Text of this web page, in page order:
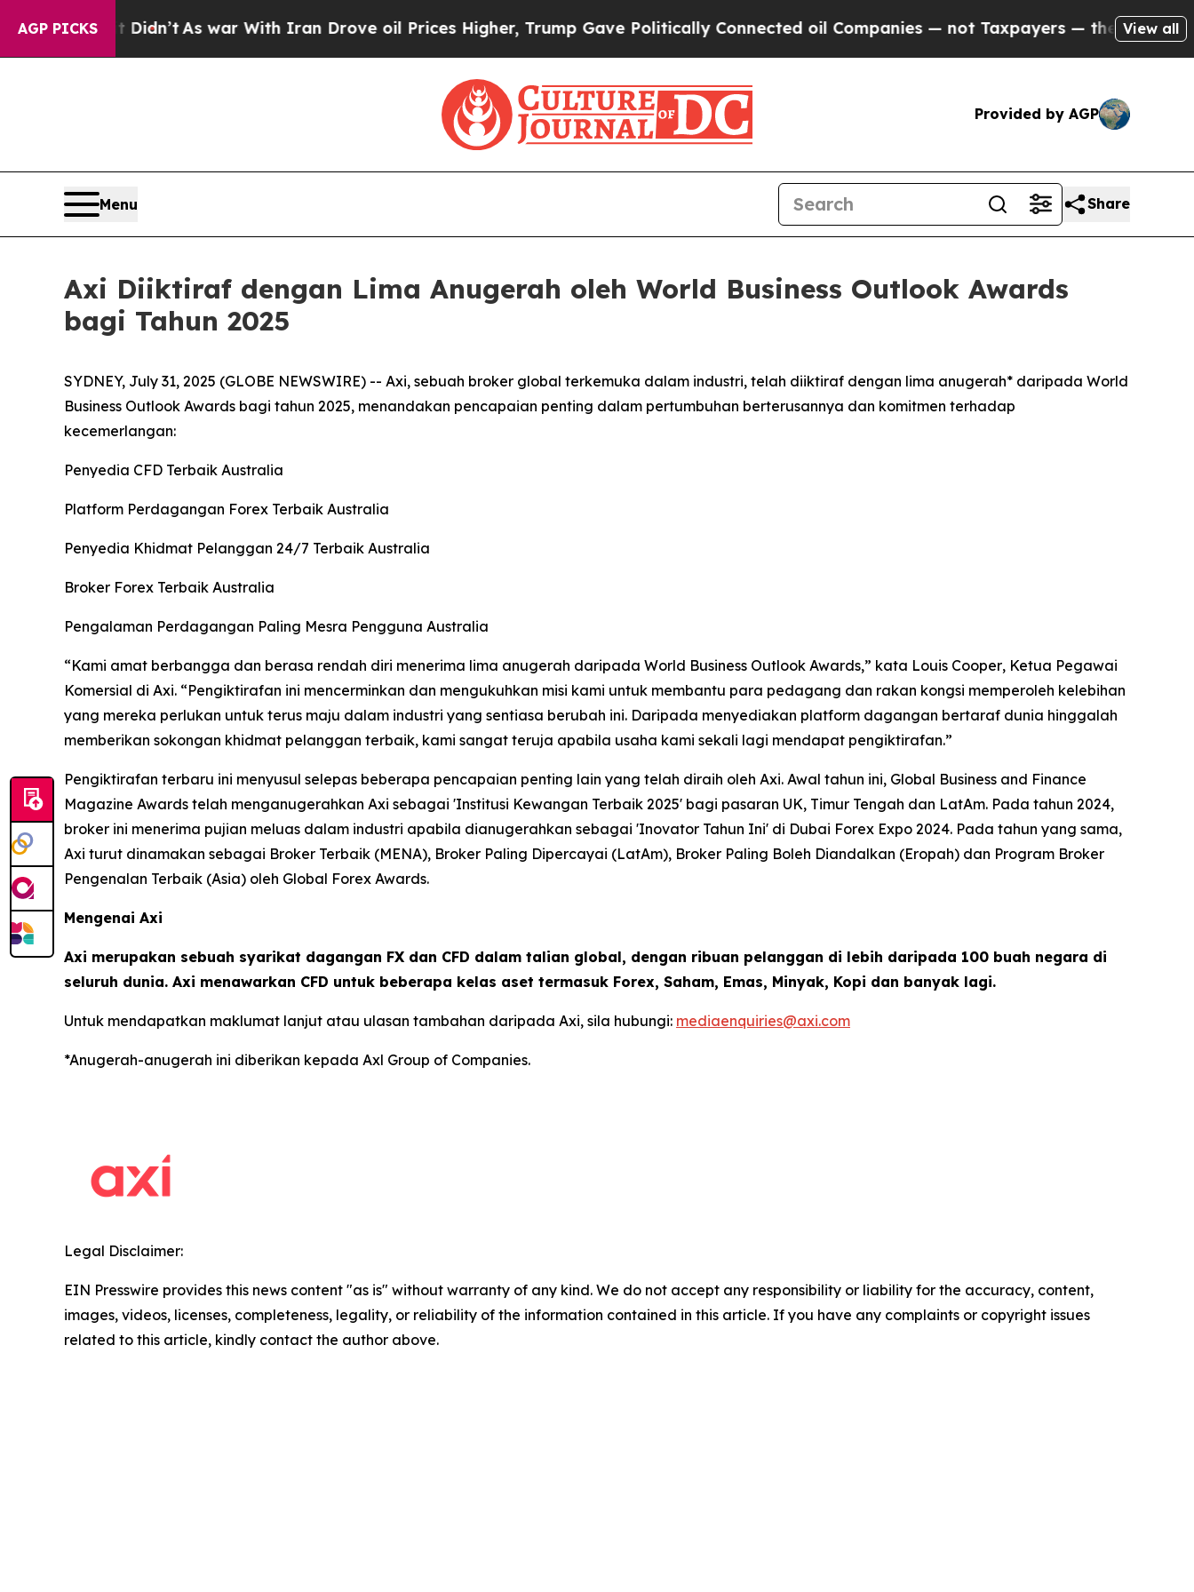
AGP PICKS
Well, it Didn’tAs war With Iran Drove oil Prices Higher, Trump Gave Politically Connected oil Companies — not Taxpayers — the Chance to
View all
Provided by AGP
Menu Share
Axi Diiktiraf dengan Lima Anugerah oleh World Business Outlook Awards
bagi Tahun 2025
SYDNEY, July 31, 2025 (GLOBE NEWSWIRE) -- Axi, sebuah broker global terkemuka dalam industri, telah diiktiraf dengan lima anugerah* daripada World
Business Outlook Awards bagi tahun 2025, menandakan pencapaian penting dalam pertumbuhan berterusannya dan komitmen terhadap
kecemerlangan:
Penyedia CFD Terbaik Australia
Platform Perdagangan Forex Terbaik Australia
Penyedia Khidmat Pelanggan 24/7 Terbaik Australia
Broker Forex Terbaik Australia
Pengalaman Perdagangan Paling Mesra Pengguna Australia
“Kami amat berbangga dan berasa rendah diri menerima lima anugerah daripada World Business Outlook Awards,” kata Louis Cooper, Ketua Pegawai
Komersial di Axi. “Pengiktirafan ini mencerminkan dan mengukuhkan misi kami untuk membantu para pedagang dan rakan kongsi memperoleh kelebihan
yang mereka perlukan untuk terus maju dalam industri yang sentiasa berubah ini. Daripada menyediakan platform dagangan bertaraf dunia hinggalah
memberikan sokongan khidmat pelanggan terbaik, kami sangat teruja apabila usaha kami sekali lagi mendapat pengiktirafan.”
Pengiktirafan terbaru ini menyusul selepas beberapa pencapaian penting lain yang telah diraih oleh Axi. Awal tahun ini, Global Business and Finance
Magazine Awards telah menganugerahkan Axi sebagai 'Institusi Kewangan Terbaik 2025' bagi pasaran UK, Timur Tengah dan LatAm. Pada tahun 2024,
broker ini menerima pujian meluas dalam industri apabila dianugerahkan sebagai 'Inovator Tahun Ini' di Dubai Forex Expo 2024. Pada tahun yang sama,
Axi turut dinamakan sebagai Broker Terbaik (MENA), Broker Paling Dipercayai (LatAm), Broker Paling Boleh Diandalkan (Eropah) dan Program Broker
Pengenalan Terbaik (Asia) oleh Global Forex Awards.
Mengenai Axi
Axi merupakan sebuah syarikat dagangan FX dan CFD dalam talian global, dengan ribuan pelanggan di lebih daripada 100 buah negara di
seluruh dunia. Axi menawarkan CFD untuk beberapa kelas aset termasuk Forex, Saham, Emas, Minyak, Kopi dan banyak lagi.
Untuk mendapatkan maklumat lanjut atau ulasan tambahan daripada Axi, sila hubungi: mediaenquiries@axi.com
*Anugerah-anugerah ini diberikan kepada Axl Group of Companies.
Legal Disclaimer:
EIN Presswire provides this news content "as is" without warranty of any kind. We do not accept any responsibility or liability for the accuracy, content,
images, videos, licenses, completeness, legality, or reliability of the information contained in this article. If you have any complaints or copyright issues
related to this article, kindly contact the author above.